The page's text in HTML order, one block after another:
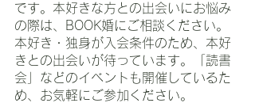
です。本好きな方との出会いにお悩み
の際は、BOOK婚にご相談ください。
本好き・独身が入会条件のため、本好
きとの出会いが待っています。「読書
会」などのイベントも開催しているた
め、お気軽にご参加ください。